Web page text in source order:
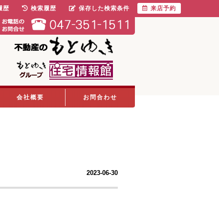
会社概要 お問合わせ
2023-06-30
歴 検索履歴 保存した検索条件 来店予約